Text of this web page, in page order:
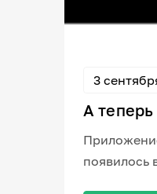
3
А
появилось